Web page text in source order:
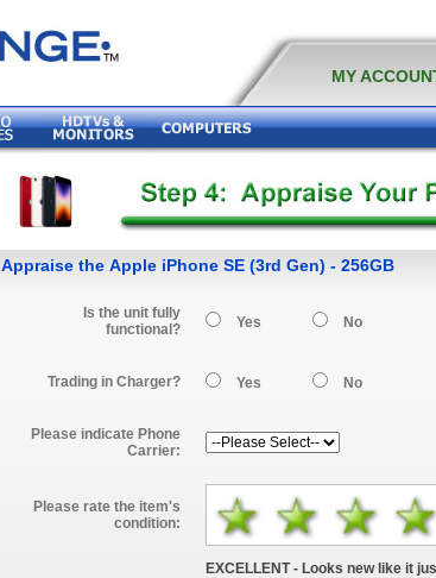
MY
Appraise the Apple iPhone SE (3rd Gen) - 256GB
Is the unit fully
functional?
Yes No
Trading in Charger? Yes No
Please indicate Phone
Carrier:
Please rate the item's
condition:
EXCELLENT - Looks new like it